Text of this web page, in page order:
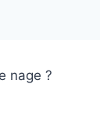
nage ?